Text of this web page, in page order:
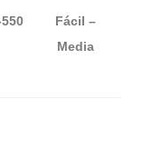
Fácil –
Media